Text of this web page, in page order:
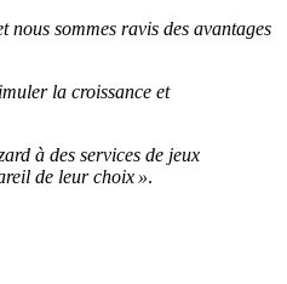
nous sommes ravis des avantages
la croissance et
à des services de jeux
de leur choix ».